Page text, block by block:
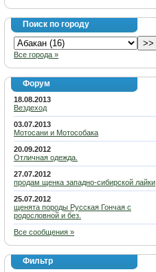
Поиск по городу
Все города »
Форум
18.08.2013
Вездеход
03.07.2013
Мотосани и Мотособака
20.09.2012
Отличная одежда.
27.07.2012
продам щенка западно-сибирской лайки
25.07.2012
щенята породы Русская Гончая с
родословной и без.
Все сообщения »
Фильтр